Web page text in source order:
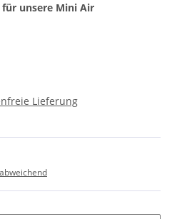
unsere Mini Air
Lieferung